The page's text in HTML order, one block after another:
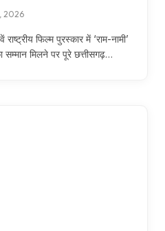
2026
फिल्म पुरस्कार में ‘राम-नामी’
सम्मान मिलने पर पूरे छत्तीसगढ़…